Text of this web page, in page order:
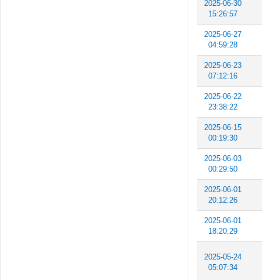
2025-06-30
15:26:57
2025-06-27
04:59:28
2025-06-23
07:12:16
2025-06-22
23:38:22
2025-06-15
00:19:30
2025-06-03
00:29:50
2025-06-01
20:12:26
2025-06-01
18:20:29
2025-05-24
05:07:34